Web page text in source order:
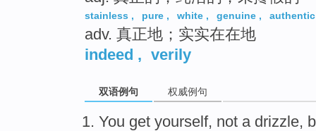
stainless , pure , white , genuine , authentic
adv. 真正地；实实在在地
indeed , verily
双语例句 权威例句
You get yourself, not a drizzle,